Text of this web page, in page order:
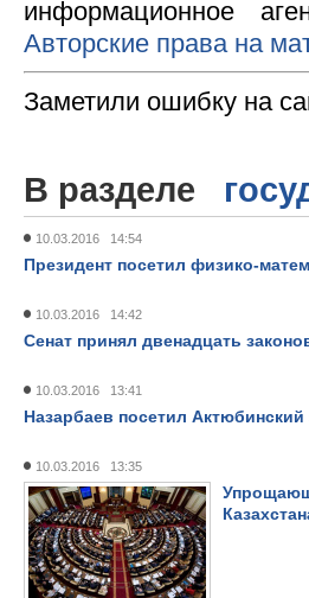
информационное
Авторские права на
Заметили ошибку на
В разделе
10.03.2016 14:54
Президент посетил физико-
10.03.2016 14:42
Сенат принял двенадцать
10.03.2016 13:41
Назарбаев посетил
10.03.2016 13:35